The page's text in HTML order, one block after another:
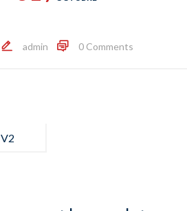
admin 0 Comments